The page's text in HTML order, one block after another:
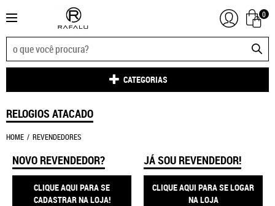
0
CATEGORIAS
RELOGIOS ATACADO
HOME REVENDEDORES
NOVO REVENDEDOR?
CLIQUE AQUI PARA SE
CADASTRAR NA LOJA!
JÁ SOU REVENDEDOR!
CLIQUE AQUI PARA SE LOGAR
NA LOJA